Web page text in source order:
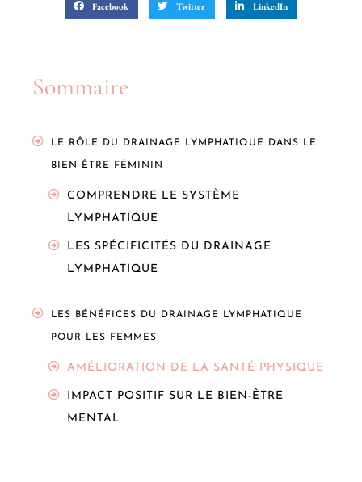
Facebook Twitter LinkedIn
Sommaire
LE RÔLE DU DRAINAGE LYMPHATIQUE DANS LE
BIEN-ÊTRE FÉMININ
COMPRENDRE LE SYSTÈME
LYMPHATIQUE
LES SPÉCIFICITÉS DU DRAINAGE
LYMPHATIQUE
LES BÉNÉFICES DU DRAINAGE LYMPHATIQUE
POUR LES FEMMES
AMÉLIORATION DE LA SANTÉ PHYSIQUE
IMPACT POSITIF SUR LE BIEN-ÊTRE
MENTAL